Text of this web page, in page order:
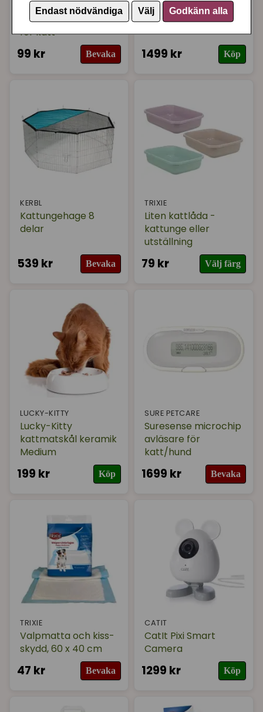
Endast nödvändiga Välj Godkänn alla
DIAFARM
Diafarm energipasta
för katt
99 kr Bevaka
KERBL
ECO Katthus Eli
1499 kr Köp
KERBL
Kattungehage 8
delar
539 kr Bevaka
TRIXIE
Liten kattlåda -
kattunge eller
utställning
79 kr Välj färg
LUCKY-KITTY
Lucky-Kitty
kattmatskål keramik
Medium
199 kr Köp
SURE PETCARE
Suresense microchip
avläsare för
katt/hund
1699 kr Bevaka
TRIXIE
Valpmatta och kiss-
skydd, 60 x 40 cm
47 kr Bevaka
CATIT
CatIt Pixi Smart
Camera
1299 kr Köp